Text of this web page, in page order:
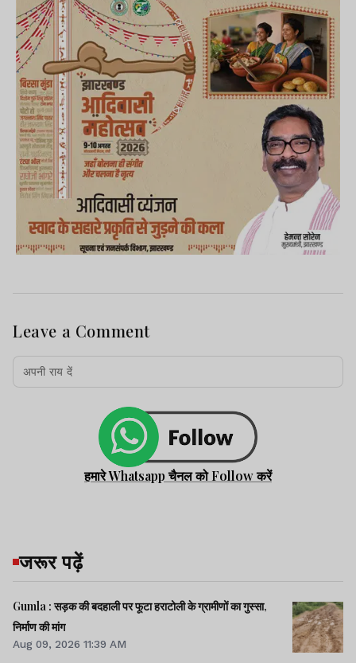
Leave a Comment
हमारे Whatsapp चैनल को Follow करें
जरूर पढ़ें
Gumla : सड़क की बदहाली पर फूटा हराटोली के ग्रामीणों का गुस्सा,
निर्माण की मांग
Aug 09, 2026 11:39 AM